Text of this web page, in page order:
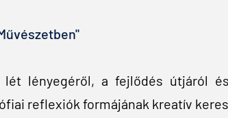
lényegéről, a fejlődés útjáról
reflexiók formájának kreatív